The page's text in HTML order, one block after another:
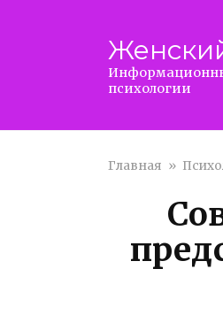
психологии
Главная »